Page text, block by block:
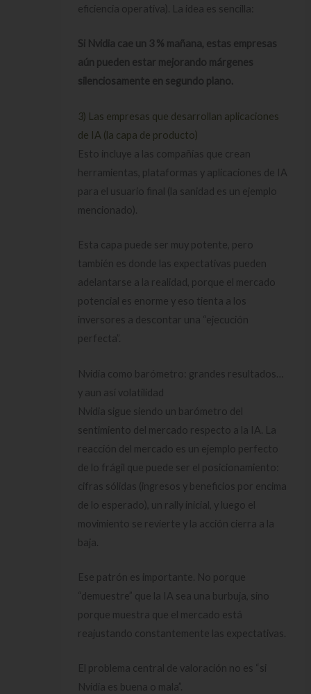
eficiencia operativa). La idea es sencilla:
Si Nvidia cae un 3 % mañana, estas empresas
aún pueden estar mejorando márgenes
silenciosamente en segundo plano.
3) Las empresas que desarrollan aplicaciones
de IA (la capa de producto)
Esto incluye a las compañías que crean
herramientas, plataformas y aplicaciones de IA
para el usuario final (la sanidad es un ejemplo
mencionado).
Esta capa puede ser muy potente, pero
también es donde las expectativas pueden
adelantarse a la realidad, porque el mercado
potencial es enorme y eso tienta a los
inversores a descontar una “ejecución
perfecta”.
Nvidia como barómetro: grandes resultados…
y aun así volatilidad
Nvidia sigue siendo un barómetro del
sentimiento del mercado respecto a la IA. La
reacción del mercado es un ejemplo perfecto
de lo frágil que puede ser el posicionamiento:
cifras sólidas (ingresos y beneficios por encima
de lo esperado), un rally inicial, y luego el
movimiento se revierte y la acción cierra a la
baja.
Ese patrón es importante. No porque
“demuestre” que la IA sea una burbuja, sino
porque muestra que el mercado está
reajustando constantemente las expectativas.
El problema central de valoración no es “si
Nvidia es buena o mala”.